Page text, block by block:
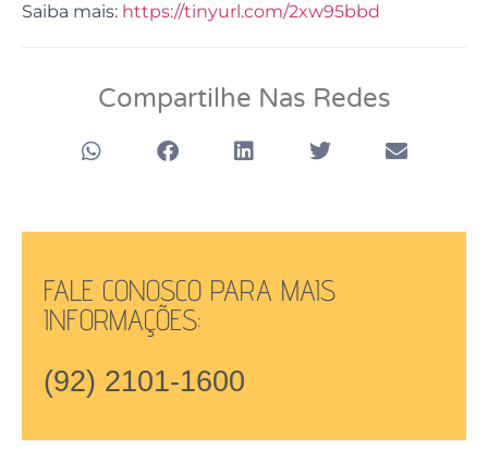
Saiba mais: https://tinyurl.com/2xw95bbd
Compartilhe Nas Redes
FALE CONOSCO PARA MAIS
INFORMAÇÕES:
(92) 2101-1600